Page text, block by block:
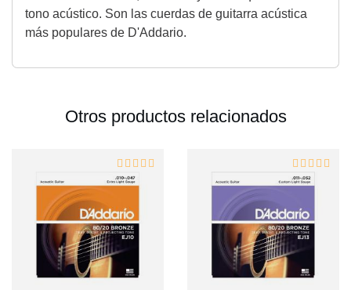
tono acústico. Son las cuerdas de guitarra acústica
más populares de D'Addario.
Otros productos relacionados